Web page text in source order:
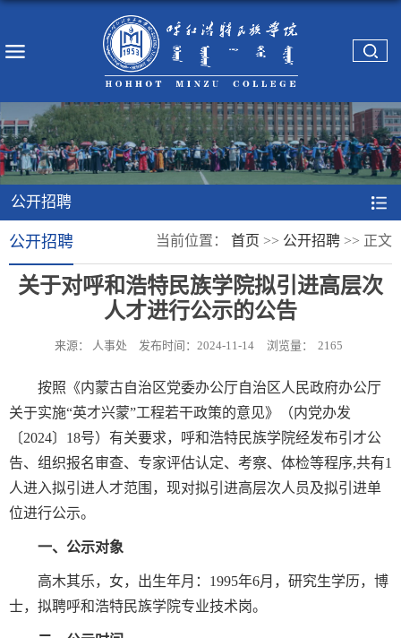
公开招聘
当前位置： 首页 >> 公开招聘 >> 正文
公开招聘
关于对呼和浩特民族学院拟引进高层次
人才进行公示的公告
来源： 人事处 发布时间：2024-11-14 浏览量： 2165
按照《内蒙古自治区党委办公厅自治区人民政府办公厅
关于实施“英才兴蒙”工程若干政策的意见》（内党办发
〔2024〕18号）有关要求，呼和浩特民族学院经发布引才公
告、组织报名审查、专家评估认定、考察、体检等程序,共有1
人进入拟引进人才范围，现对拟引进高层次人员及拟引进单
位进行公示。
一、公示对象
高木其乐，女，出生年月：1995年6月，研究生学历，博
士，拟聘呼和浩特民族学院专业技术岗。